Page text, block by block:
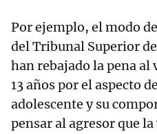
Por ejemplo, el modo
del Tribunal Superior
han rebajado la pena al
13 años por el aspecto
adolescente y su
pensar al agresor que